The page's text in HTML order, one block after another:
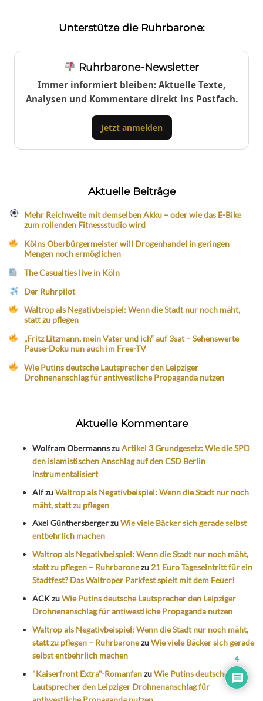
Unterstütze die Ruhrbarone:
Ruhrbarone-Newsletter
Immer informiert bleiben: Aktuelle Texte,
Analysen und Kommentare direkt ins Postfach.
Jetzt anmelden
Aktuelle Beiträge
Mehr Reichweite mit demselben Akku – oder wie das E-Bike
zum rollenden Fitnessstudio wird
Kölns Oberbürgermeister will Drogenhandel in geringen
Mengen noch ermöglichen
The Casualties live in Köln
Der Ruhrpilot
Waltrop als Negativbeispiel: Wenn die Stadt nur noch mäht,
statt zu pflegen
„Fritz Litzmann, mein Vater und ich“ auf 3sat – Sehenswerte
Pause-Doku nun auch im Free-TV
Wie Putins deutsche Lautsprecher den Leipziger
Drohnenanschlag für antiwestliche Propaganda nutzen
Aktuelle Kommentare
Wolfram ObermannszuArtikel 3 Grundgesetz: Wie die SPD
den islamistischen Anschlag auf den CSD Berlin
instrumentalisiert
AlfzuWaltrop als Negativbeispiel: Wenn die Stadt nur noch
mäht, statt zu pflegen
Axel GünthersbergerzuWie viele Bäcker sich gerade selbst
entbehrlich machen
Waltrop als Negativbeispiel: Wenn die Stadt nur noch mäht,
statt zu pflegen – Ruhrbaronezu 21 Euro Tageseintritt für ein
Stadtfest? Das Waltroper Parkfest spielt mit dem Feuer!
ACKzuWie Putins deutsche Lautsprecher den Leipziger
Drohnenanschlag für antiwestliche Propaganda nutzen
Waltrop als Negativbeispiel: Wenn die Stadt nur noch mäht,
statt zu pflegen – RuhrbaronezuWie viele Bäcker sich gerade
selbst entbehrlich machen
"Kaiserfront Extra"-RomanfanzuWie Putins deutsche
Lautsprecher den Leipziger Drohnenanschlag für
4